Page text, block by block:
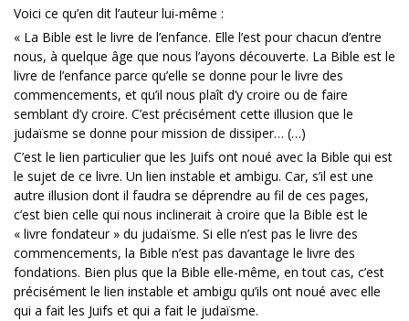
Voici ce qu’en dit l’auteur lui-même :
« La Bible est le livre de l’enfance. Elle l’est pour chacun d’entre
nous, à quelque âge que nous l’ayons découverte. La Bible est le
livre de l’enfance parce qu’elle se donne pour le livre des
commencements, et qu’il nous plaît d’y croire ou de faire
semblant d’y croire. C’est précisément cette illusion que le
judaïsme se donne pour mission de dissiper… (…)
C’est le lien particulier que les Juifs ont noué avec la Bible qui est
le sujet de ce livre. Un lien instable et ambigu. Car, s’il est une
autre illusion dont il faudra se déprendre au fil de ces pages,
c’est bien celle qui nous inclinerait à croire que la Bible est le
« livre fondateur » du judaïsme. Si elle n’est pas le livre des
commencements, la Bible n’est pas davantage le livre des
fondations. Bien plus que la Bible elle-même, en tout cas, c’est
précisément le lien instable et ambigu qu’ils ont noué avec elle
qui a fait les Juifs et qui a fait le judaïsme.